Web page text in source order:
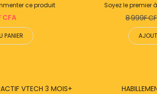
ce produit
CFA
PANIER
Soyez le premier
8 999F
VTECH 3 MOIS+